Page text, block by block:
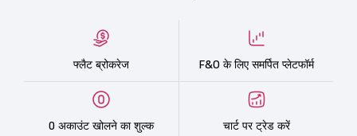
फ्लैट ब्रोकरेज F&O के लिए समर्पित प्लेटफॉर्म
0 अकाउंट खोलने का शुल्क चार्ट पर ट्रेड करें